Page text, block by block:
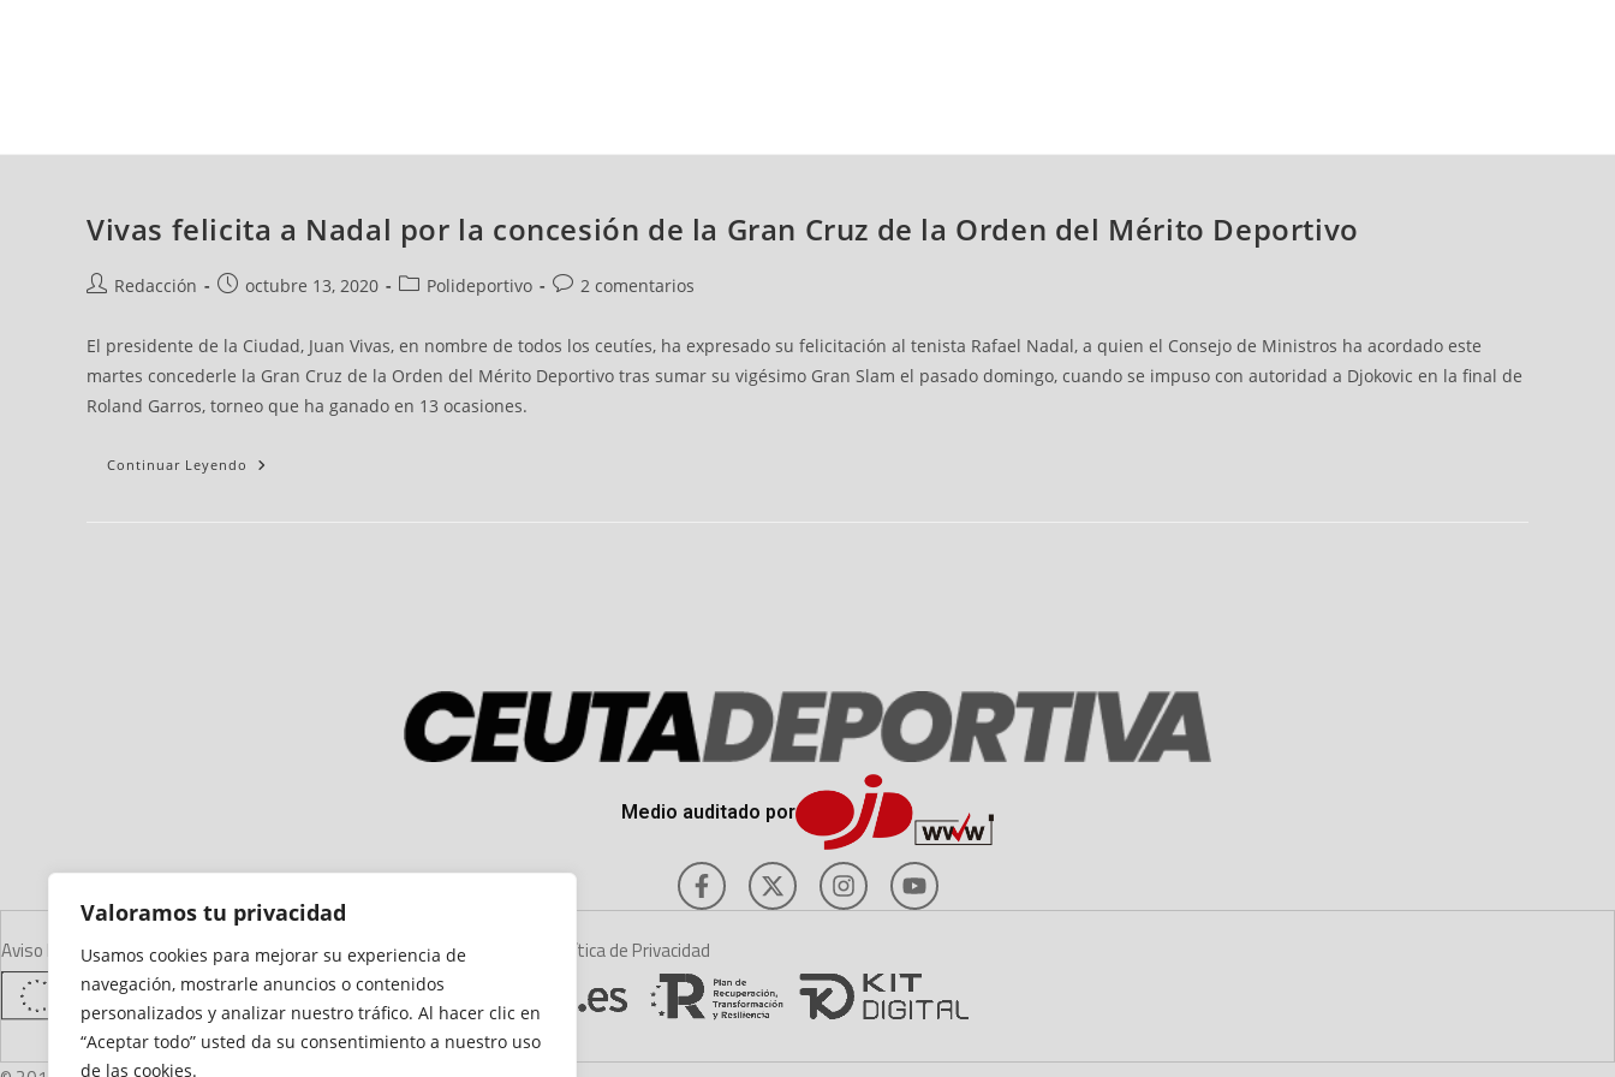
Valoramos tu privacidad
Usamos cookies para mejorar su experiencia de
navegación, mostrarle anuncios o contenidos
personalizados y analizar nuestro tráfico. Al hacer clic en
“Aceptar todo” usted da su consentimiento a nuestro uso
de las cookies.
Vivas felicita a Nadal por la concesión de la Gran Cruz de la Orden del Mérito Deportivo
Redacción octubre 13, 2020 Polideportivo 2 comentarios
El presidente de la Ciudad, Juan Vivas, en nombre de todos los ceutíes, ha expresado su felicitación al tenista Rafael Nadal, a quien el Consejo de Ministros ha acordado este
martes concederle la Gran Cruz de la Orden del Mérito Deportivo tras sumar su vigésimo Gran Slam el pasado domingo, cuando se impuso con autoridad a Djokovic en la final de
Roland Garros, torneo que ha ganado en 13 ocasiones.
Continuar Leyendo
Medio auditado por
Aviso LegalDeclaración de AccesibilidadMapa del SitioPolítica de Cookies Política de Privacidad